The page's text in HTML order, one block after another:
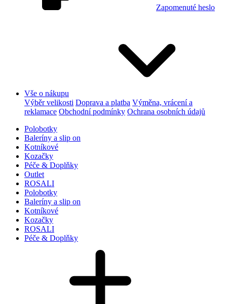
Zapomenuté heslo
Vše o nákupu
Výběr velikosti Doprava a platba Výměna, vrácení a
reklamace Obchodní podmínky Ochrana osobních údajů
Polobotky
Baleríny a slip on
Kotníkové
Kozačky
Péče & Doplňky
Outlet
ROSALI
Polobotky
Baleríny a slip on
Kotníkové
Kozačky
ROSALI
Péče & Doplňky